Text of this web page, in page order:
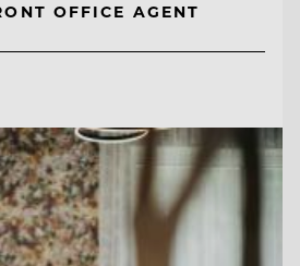
OFFICE AGENT